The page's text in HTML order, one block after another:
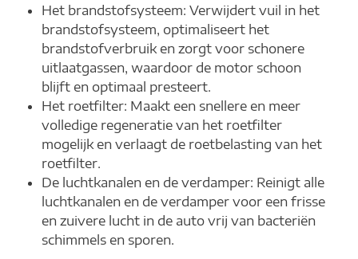
Het brandstofsysteem: Verwijdert vuil in het
brandstofsysteem, optimaliseert het
brandstofverbruik en zorgt voor schonere
uitlaatgassen, waardoor de motor schoon
blijft en optimaal presteert.
Het roetfilter: Maakt een snellere en meer
volledige regeneratie van het roetfilter
mogelijk en verlaagt de roetbelasting van het
roetfilter.
De luchtkanalen en de verdamper: Reinigt alle
luchtkanalen en de verdamper voor een frisse
en zuivere lucht in de auto vrij van bacteriën
schimmels en sporen.